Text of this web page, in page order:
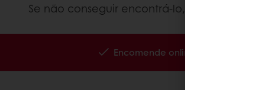
Se não conseguir encontrá-lo,
Encomende online 24/7